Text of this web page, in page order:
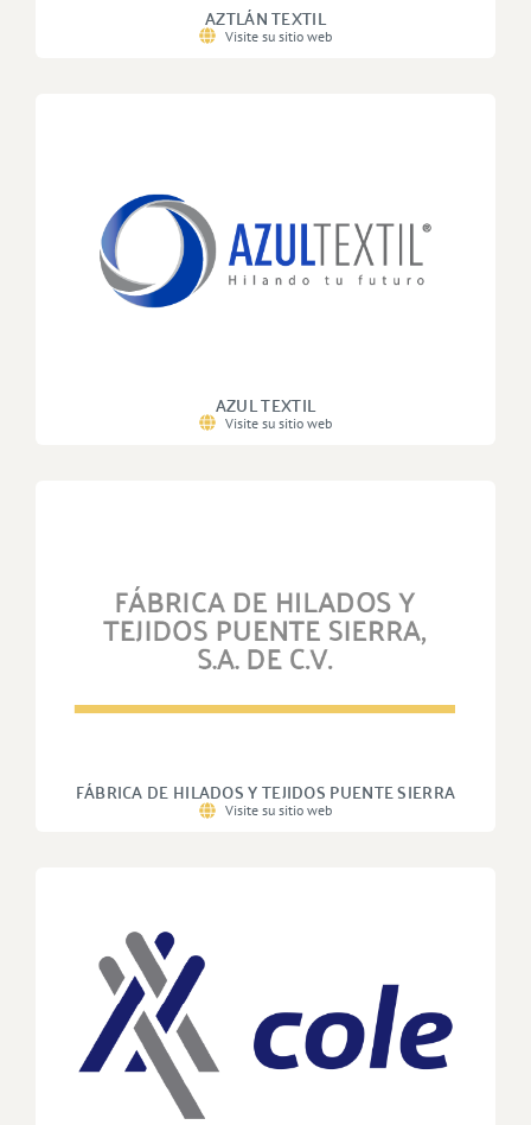
AZTLÁN TEXTIL
Visite su sitio web
AZUL TEXTIL
Visite su sitio web
FÁBRICA DE HILADOS Y TEJIDOS PUENTE SIERRA
Visite su sitio web